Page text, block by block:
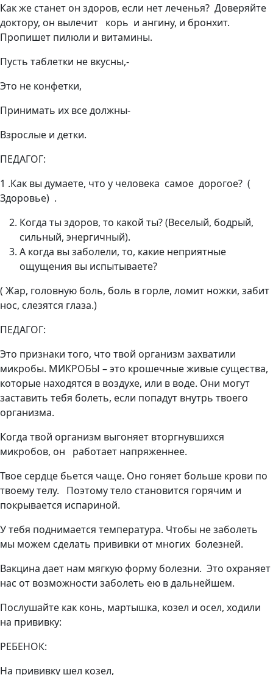
Как же станет он здоров, если нет леченья? Доверяйте
доктору, он вылечит корь и ангину, и бронхит.
Пропишет пилюли и витамины.
Пусть таблетки не вкусны,-
Это не конфетки,
Принимать их все должны-
Взрослые и детки.
ПЕДАГОГ:
1 .Как вы думаете, что у человека самое дорогое? (
Здоровье) .
Когда ты здоров, то какой ты? (Веселый, бодрый,
сильный, энергичный).
А когда вы заболели, то, какие неприятные
ощущения вы испытываете?
( Жар, головную боль, боль в горле, ломит ножки, забит
нос, слезятся глаза.)
ПЕДАГОГ:
Это признаки того, что твой организм захватили
микробы. МИКРОБЫ – это крошечные живые существа,
которые находятся в воздухе, или в воде. Они могут
заставить тебя болеть, если попадут внутрь твоего
организма.
Когда твой организм выгоняет вторгнувшихся
микробов, он работает напряженнее.
Твое сердце бьется чаще. Оно гоняет больше крови по
твоему телу. Поэтому тело становится горячим и
покрывается испариной.
У тебя поднимается температура. Чтобы не заболеть
мы можем сделать прививки от многих болезней.
Вакцина дает нам мягкую форму болезни. Это охраняет
нас от возможности заболеть ею в дальнейшем.
Послушайте как конь, мартышка, козел и осел, ходили
на прививку:
РЕБЕНОК:
На прививку шел козел,